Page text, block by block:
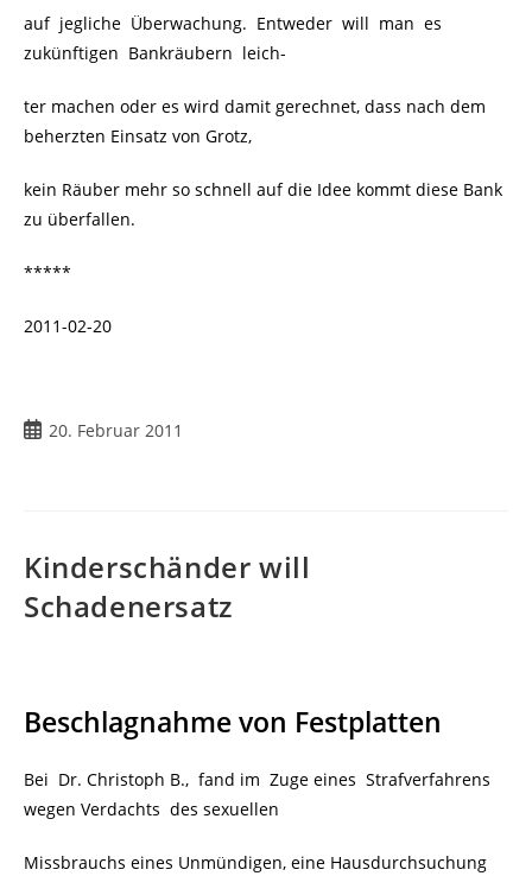
auf jegliche Überwachung. Entweder will man es
zukünftigen Bankräubern leich-
ter machen oder es wird damit gerechnet, dass nach dem
beherzten Einsatz von Grotz,
kein Räuber mehr so schnell auf die Idee kommt diese Bank
zu überfallen.
*****
2011-02-20
Beitrag
20. Februar 2011
Kinderschänder will
Schadenersatz
Beschlagnahme von Festplatten
Bei Dr. Christoph B., fand im Zuge eines Strafverfahrens
wegen Verdachts des sexuellen
Missbrauchs eines Unmündigen, eine Hausdurchsuchung